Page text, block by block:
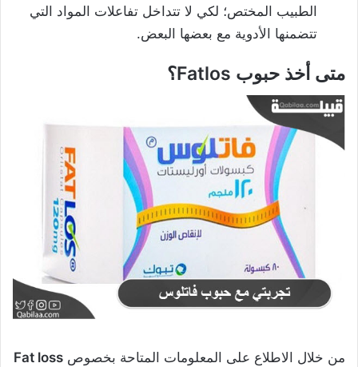
الطبيب المختص؛ لكي لا تتداخل تفاعلات المواد التي
تتضمنها الأدوية مع بعضها البعض.
متى أخذ حبوب Fatlos؟
من خلال الاطلاع على المعلومات المتاحة بخصوص Fat loss